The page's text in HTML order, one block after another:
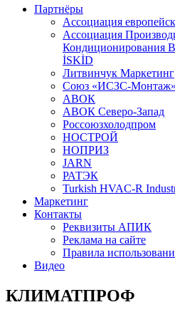
Партнёры
Ассоциация
Aссоциация
Кондиционирования
İSKİD
Литвинчук Маркетинг
Союз «ИСЗС-Монтаж»
АВОК
АВОК Северо-Запад
Россоюзхолодпром
НОСТРОЙ
НОПРИЗ
JARN
РАТЭК
Turkish HVAC-R
Маркетинг
Контакты
Реквизиты АПИК
Реклама на сайте
Правила
Видео
КЛИМАТПРОФ